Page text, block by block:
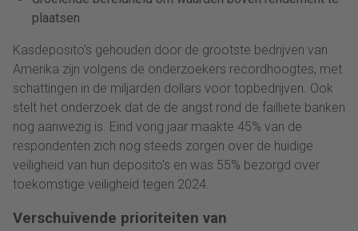
plaatsen
Kasdeposito's gehouden door de grootste bedrijven van
Amerika zijn volgens de onderzoekers recordhoogtes, met
schattingen in de miljarden dollars voor topbedrijven. Ook
stelt het onderzoek dat de de angst rond de failliete banken
nog aanwezig is. Eind vorig jaar maakte 45% van de
respondenten zich nog steeds zorgen over de huidige
veiligheid van hun deposito's en was 55% bezorgd over
toekomstige veiligheid tegen 2024.
Verschuivende prioriteiten van